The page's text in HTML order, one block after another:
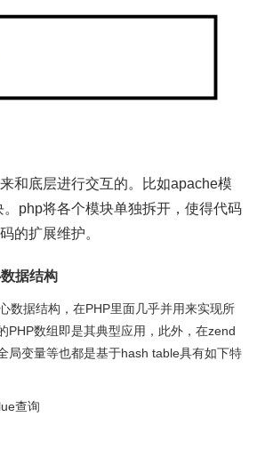
和底层进行交互的。比如apache模
php将各个模块单独拆开，使得代码
的扩展维护。
据结构
数据结构，在PHP里面几乎并用来实现所
PHP数组即是其典型应用，此外，在zend
局变量等也都是基于hash table具有如下特
查询